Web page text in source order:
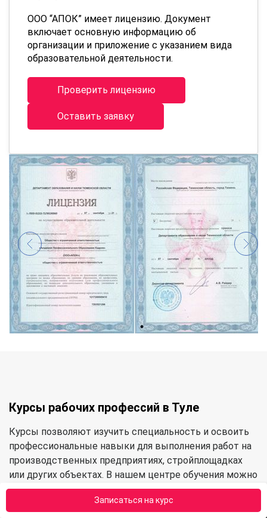
Записаться на курс
ООО “АПОК” имеет лицензию. Документ
включает основную информацию об
организации и приложение с указанием вида
образовательной деятельности.
Проверить лицензию
Оставить заявку
Курсы рабочих профессий в Туле
Курсы позволяют изучить специальность и освоить
профессиональные навыки для выполнения работ на
производственных предприятиях, стройплощадках
или других объектах. В нашем центре обучения можно
освоить следующие категории профессий: